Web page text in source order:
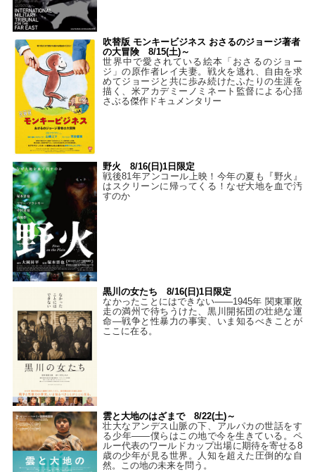
吹替版 モンキービジネス おさるのジョージ著者
の大冒険 8/15(土)～
世界中で愛されている絵本「おさるのジョー
ジ」の原作者レイ夫妻。戦火を逃れ、自由を求
めてジョージと共に歩み続けたふたりの生涯を
描く、米アカデミーノミネート監督による心揺
さぶる傑作ドキュメンタリー
野火 8/16(日)1日限定
戦後81年アンコール上映！今年の夏も『野火』
はスクリーンに帰ってくる！なぜ大地を血で汚
すのか
黒川の女たち 8/16(日)1日限定
なかったことにはできない——1945年 関東軍敗
走の満州で待ちうけた、黒川開拓団の壮絶な運
命―戦争と性暴力の事実、いま知るべきことが
ここに在る。
雲と大地のはざまで 8/22(土)～
壮大なアンデス山脈の下、アルパカの世話をす
る少年――僕らはこの地で今を生きている。ペ
ルー代表のワールドカップ出場に期待を寄せる8
歳の少年が見る世界。人知を超えた圧倒的な自
然。この地の未来を問う。